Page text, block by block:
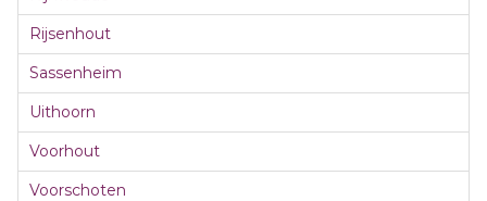
Rijsenhout
Sassenheim
Uithoorn
Voorhout
Voorschoten